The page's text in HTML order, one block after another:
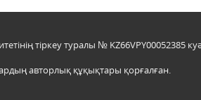
тіркеу туралы № KZ66VPY00052385
авторлық құқықтары қорғалған.